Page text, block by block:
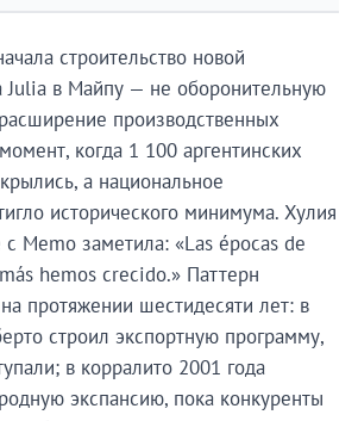
строительство новой
Julia в Майпу — не оборонительную
производственных
когда 1 100 аргентинских
а национальное
исторического минимума. Хулия
Memo заметила: «Las épocas de
hemos crecido.» Паттерн
протяжении шестидесяти лет: в
строил экспортную программу,
в корралито 2001 года
экспансию, пока конкуренты